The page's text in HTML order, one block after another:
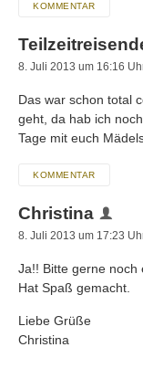
KOMMENTAR
8. Juli 2013 um 16:16
Das war schon total
geht, da hab ich
Tage mit euch
KOMMENTAR
Christina
8. Juli 2013 um 17:23
Ja!! Bitte gerne noch
Hat Spaß gemacht.
Liebe Grüße
Christina